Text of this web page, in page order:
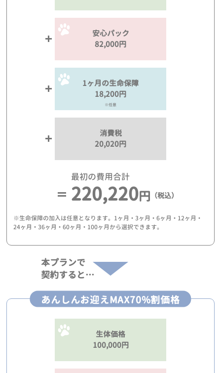
安心パック
82,000円
1ヶ月の生命保障
18,200円
※任意
消費税
20,020円
最初の費用合計
220,220円 （税込）
※生命保障の加入は任意となります。1ヶ月・3ヶ月・6ヶ月・12ヶ月・
24ヶ月・36ヶ月・60ヶ月・100ヶ月から選択できます。
本プランで
契約すると…
あんしんお迎えMAX70%割価格
生体価格
100,000円